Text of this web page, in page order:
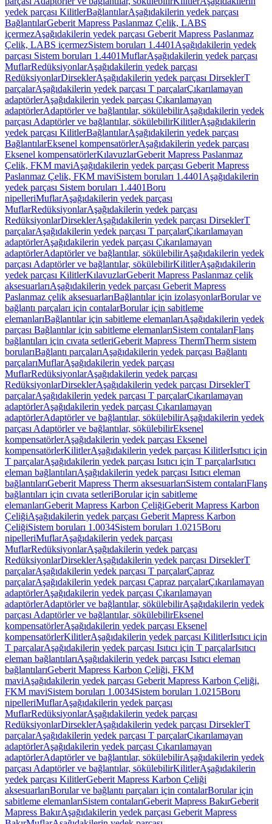
yedek parçası KilitlerBağlantılarAşağıdakilerin yedek parçası
BağlantılarGeberit Mapress Paslanmaz Çelik, LABS
içermezAşağıdakilerin yedek parçası Geberit Mapress Paslanmaz
Çelik, LABS içermezSistem boruları 1.4401 Aşağıdakilerin yedek
parçası Sistem boruları 1.4401MuflarAşağıdakilerin yedek parçası
MuflarRedüksiyonlarAşağıdakilerin yedek parçası
RedüksiyonlarDirseklerAşağıdakilerin yedek parçası DirseklerT
parçalarAşağıdakilerin yedek parçası T parçalarÇıkarılamayan
adaptörlerAşağıdakilerin yedek parçası Çıkarılamayan
adaptörlerAdaptörler ve bağlantılar, sökülebilirAşağıdakilerin yedek
parçası Adaptörler ve bağlantılar, sökülebilirKilitlerAşağıdakilerin
yedek parçası KilitlerBağlantılarAşağıdakilerin yedek parçası
BağlantılarEksenel kompensatörlerAşağıdakilerin yedek parçası
Eksenel kompensatörlerKılavuzlarGeberit Mapress Paslanmaz
Çelik, FKM maviAşağıdakilerin yedek parçası Geberit Mapress
Paslanmaz Çelik, FKM maviSistem boruları 1.4401 Aşağıdakilerin
yedek parçası Sistem boruları 1.4401Boru
nipelleriMuflarAşağıdakilerin yedek parçası
MuflarRedüksiyonlarAşağıdakilerin yedek parçası
RedüksiyonlarDirseklerAşağıdakilerin yedek parçası DirseklerT
parçalarAşağıdakilerin yedek parçası T parçalarÇıkarılamayan
adaptörlerAşağıdakilerin yedek parçası Çıkarılamayan
adaptörlerAdaptörler ve bağlantılar, sökülebilirAşağıdakilerin yedek
parçası Adaptörler ve bağlantılar, sökülebilirKilitlerAşağıdakilerin
yedek parçası KilitlerKılavuzlarGeberit Mapress Paslanmaz çelik
aksesuarlarıAşağıdakilerin yedek parçası Geberit Mapress
Paslanmaz çelik aksesuarlarıBağlantılar için izolasyonlarBorular ve
bağlantı parçaları için contalarBorular için sabitleme
elemanlarıBağlantılar için sabitleme elemanlarıAşağıdakilerin yedek
parçası Bağlantılar için sabitleme elemanlarıSistem contalarıFlanş
bağlantıları için cıvata setleriGeberit Mapress ThermTherm sistem
borularıBağlantı parçalarıAşağıdakilerin yedek parçası Bağlantı
parçalarıMuflarAşağıdakilerin yedek parçası
MuflarRedüksiyonlarAşağıdakilerin yedek parçası
RedüksiyonlarDirseklerAşağıdakilerin yedek parçası DirseklerT
parçalarAşağıdakilerin yedek parçası T parçalarÇıkarılamayan
adaptörlerAşağıdakilerin yedek parçası Çıkarılamayan
adaptörlerAdaptörler ve bağlantılar, sökülebilirAşağıdakilerin yedek
parçası Adaptörler ve bağlantılar, sökülebilirEksenel
kompensatörlerAşağıdakilerin yedek parçası Eksenel
kompensatörlerKilitlerAşağıdakilerin yedek parçası KilitlerIsıtıcı için
T parçalarAşağıdakilerin yedek parçası Isıtıcı için T parçalarIsıtıcı
eleman bağlantılarıAşağıdakilerin yedek parçası Isıtıcı eleman
bağlantılarıGeberit Mapress Therm aksesuarlarıSistem contalarıFlanş
bağlantıları için cıvata setleriBorular için sabitleme
elemanlarıGeberit Mapress Karbon ÇeliğiGeberit Mapress Karbon
ÇeliğiAşağıdakilerin yedek parçası Geberit Mapress Karbon
ÇeliğiSistem boruları 1.0034Sistem boruları 1.0215Boru
nipelleriMuflarAşağıdakilerin yedek parçası
MuflarRedüksiyonlarAşağıdakilerin yedek parçası
RedüksiyonlarDirseklerAşağıdakilerin yedek parçası DirseklerT
parçalarAşağıdakilerin yedek parçası T parçalarÇapraz
parçalarAşağıdakilerin yedek parçası Çapraz parçalarÇıkarılamayan
adaptörlerAşağıdakilerin yedek parçası Çıkarılamayan
adaptörlerAdaptörler ve bağlantılar, sökülebilirAşağıdakilerin yedek
parçası Adaptörler ve bağlantılar, sökülebilirEksenel
kompensatörlerAşağıdakilerin yedek parçası Eksenel
kompensatörlerKilitlerAşağıdakilerin yedek parçası KilitlerIsıtıcı için
T parçalarAşağıdakilerin yedek parçası Isıtıcı için T parçalarIsıtıcı
eleman bağlantılarıAşağıdakilerin yedek parçası Isıtıcı eleman
bağlantılarıGeberit Mapress Karbon Çeliği, FKM
maviAşağıdakilerin yedek parçası Geberit Mapress Karbon Çeliği,
FKM maviSistem boruları 1.0034Sistem boruları 1.0215Boru
nipelleriMuflarAşağıdakilerin yedek parçası
MuflarRedüksiyonlarAşağıdakilerin yedek parçası
RedüksiyonlarDirseklerAşağıdakilerin yedek parçası DirseklerT
parçalarAşağıdakilerin yedek parçası T parçalarÇıkarılamayan
adaptörlerAşağıdakilerin yedek parçası Çıkarılamayan
adaptörlerAdaptörler ve bağlantılar, sökülebilirAşağıdakilerin yedek
parçası Adaptörler ve bağlantılar, sökülebilirKilitlerAşağıdakilerin
yedek parçası KilitlerGeberit Mapress Karbon Çeliği
aksesuarlarıBorular ve bağlantı parçaları için contalarBorular için
sabitleme elemanlarıSistem contalarıGeberit Mapress BakırGeberit
Mapress BakırAşağıdakilerin yedek parçası Geberit Mapress